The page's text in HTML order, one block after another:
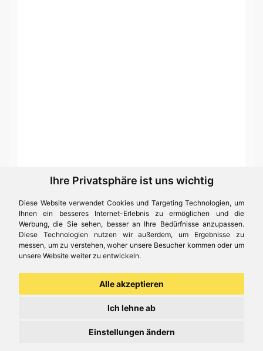
Ihre Privatsphäre ist uns wichtig
Diese Website verwendet Cookies und Targeting Technologien, um
Ihnen ein besseres Internet-Erlebnis zu ermöglichen und die
Werbung, die Sie sehen, besser an Ihre Bedürfnisse anzupassen.
Diese Technologien nutzen wir außerdem, um Ergebnisse zu
messen, um zu verstehen, woher unsere Besucher kommen oder um
unsere Website weiter zu entwickeln.
Alle akzeptieren
Ich lehne ab
Einstellungen ändern